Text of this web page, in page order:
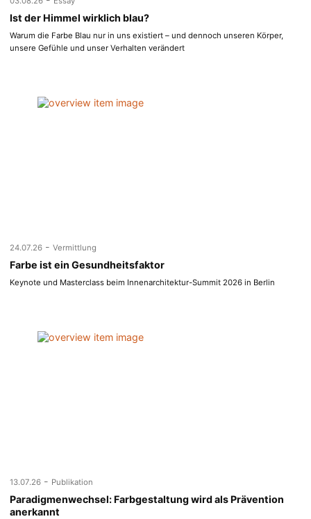
Ist der Himmel wirklich blau?
Warum die Farbe Blau nur in uns existiert – und dennoch unseren Körper,
unsere Gefühle und unser Verhalten verändert
24.07.26 - Vermittlung
Farbe ist ein Gesundheitsfaktor
Keynote und Masterclass beim Innenarchitektur-Summit 2026 in Berlin
13.07.26 - Publikation
Paradigmenwechsel: Farbgestaltung wird als Prävention
anerkannt